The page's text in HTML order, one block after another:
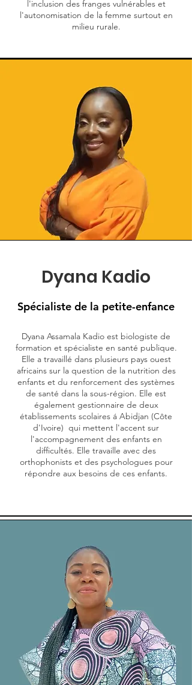
l'inclusion des franges vulnérables et
l'autonomisation de la femme surtout en
milieu rurale.
Dyana Kadio
Spécialiste de la petite-enfance
Dyana Assamala Kadio est biologiste de
formation et spécialiste en santé publique.
Elle a travaillé dans plusieurs pays ouest
africains sur la question de la nutrition des
enfants et du renforcement des systèmes
de santé dans la sous-région. Elle est
également gestionnaire de deux
établissements scolaires á Abidjan (Côte
d'Ivoire) qui mettent l'accent sur
l'accompagnement des enfants en
difficultés. Elle travaille avec des
orthophonists et des psychologues pour
répondre aux besoins de ces enfants.